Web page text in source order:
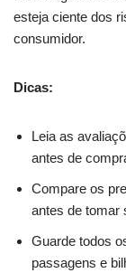
esteja ciente dos
consumidor.
Dicas:
Leia as
antes de
Compare os
antes de tomar
Guarde todos
passagens e